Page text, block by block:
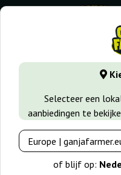
Selecteer een
aanbiedingen te
of blijf op:
GanjaFarmer.nl Wiet